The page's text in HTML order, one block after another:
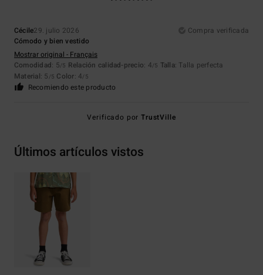
Cécile29. julio 2026
Compra verificada
Cómodo y bien vestido
Mostrar original - Français
Comodidad: 5/5 Relación calidad-precio: 4/5 Talla: Talla perfecta
Material: 5 /5 Color: 4/5
Recomiendo este producto
Verificado porTrustVille
Últimos artículos vistos